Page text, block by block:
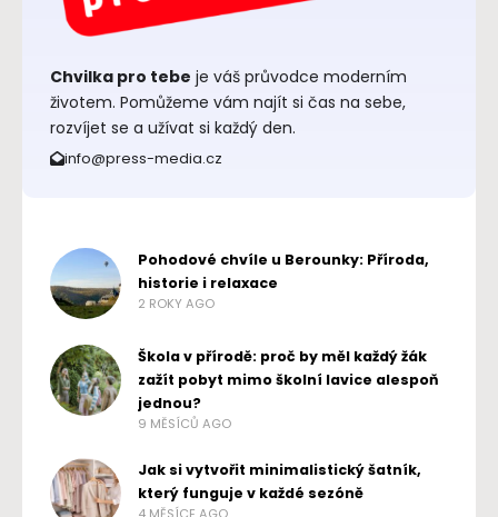
Chvilka pro tebe je váš průvodce moderním
životem. Pomůžeme vám najít si čas na sebe,
rozvíjet se a užívat si každý den.
info@press-media.cz
Pohodové chvíle u Berounky: Příroda,
historie i relaxace
2 ROKY AGO
Škola v přírodě: proč by měl každý žák
zažít pobyt mimo školní lavice alespoň
jednou?
9 MĚSÍCŮ AGO
Jak si vytvořit minimalistický šatník,
který funguje v každé sezóně